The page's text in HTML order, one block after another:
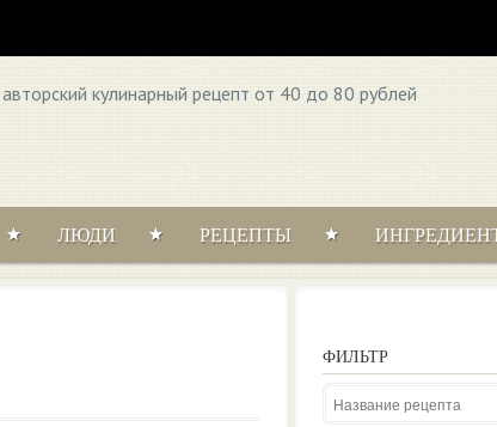
ЛЮДИ РЕЦЕПТЫ
ФИЛЬТР